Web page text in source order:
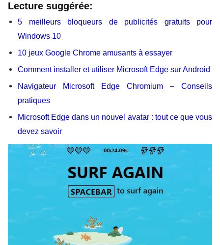
Lecture suggérée:
5 meilleurs bloqueurs de publicités gratuits pour
Windows 10
10 jeux Google Chrome amusants à essayer
Comment installer et utiliser Microsoft Edge sur Android
Navigateur Microsoft Edge Chromium – Conseils
pratiques
Microsoft Edge dans un nouvel avatar : tout ce que vous
devez savoir